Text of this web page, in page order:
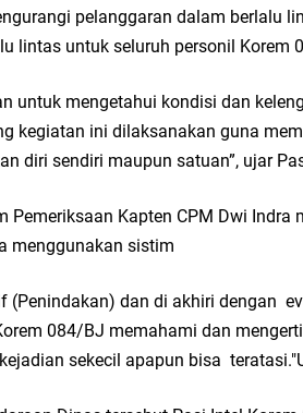
Baru Islam 1 Muharram 1448 H: Pesan
Gelar Doa Awal Tahun Hijriah, Teguhkan
DPRD Jabar M. Rizky di Desa Cibitung
PHIGMA: Advokat dan LBH Perkuat
Dorong Kemandirian UMKM, LAZISNU
pelanggaran dalam berlalu
lintas untuk seluruh personil Korem
untuk mengetahui kondisi dan
kegiatan ini dilaksanakan guna
diri sendiri maupun satuan”, ujar
Pemeriksaan Kapten CPM Dwi Indra
menggunakan sistim
(Penindakan) dan di akhiri dengan
084/BJ memahami dan
sekecil apapun bisa